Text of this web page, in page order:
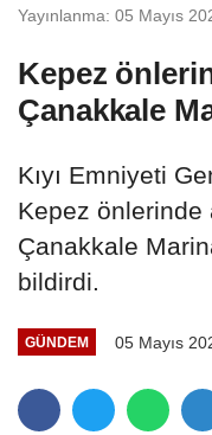
Yayınlanma: 05 Mayıs
Kepez
Çanakkale
Kıyı Emniyeti
Kepez önlerinde
Çanakkale
bildirdi.
GÜNDEM 05 Mayıs